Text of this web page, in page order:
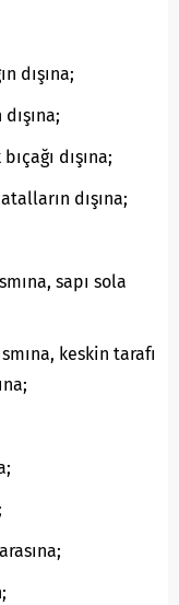
dışına;
dışına;
dışına;
sapı sola
keskin tarafı